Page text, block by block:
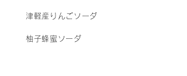
津軽産りんごソーダ
柚子蜂蜜ソーダ